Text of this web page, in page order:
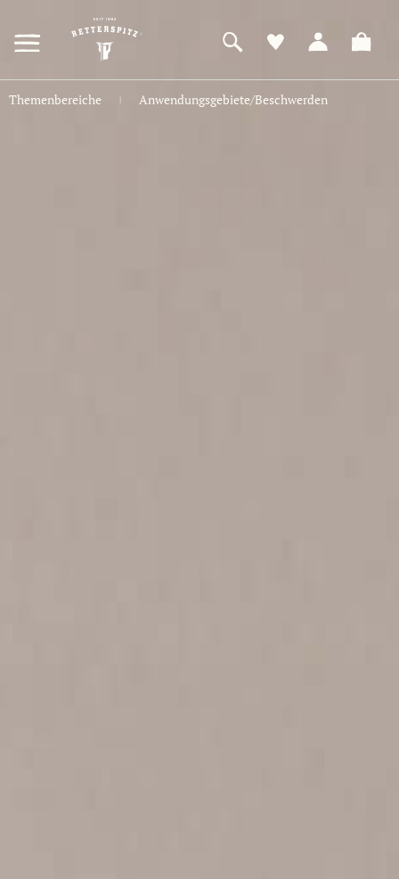
HAUPTINHALT
SPRINGEN
Themenbereiche | Anwendungsgebiete/Beschwerden